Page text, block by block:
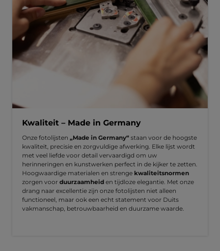
Kwaliteit – Made in Germany
Onze fotolijsten „Made in Germany“ staan voor de hoogste
kwaliteit, precisie en zorgvuldige afwerking. Elke lijst wordt
met veel liefde voor detail vervaardigd om uw
herinneringen en kunstwerken perfect in de kijker te zetten.
Hoogwaardige materialen en strenge kwaliteitsnormen
zorgen voor duurzaamheid en tijdloze elegantie. Met onze
drang naar excellentie zijn onze fotolijsten niet alleen
functioneel, maar ook een echt statement voor Duits
vakmanschap, betrouwbaarheid en duurzame waarde.